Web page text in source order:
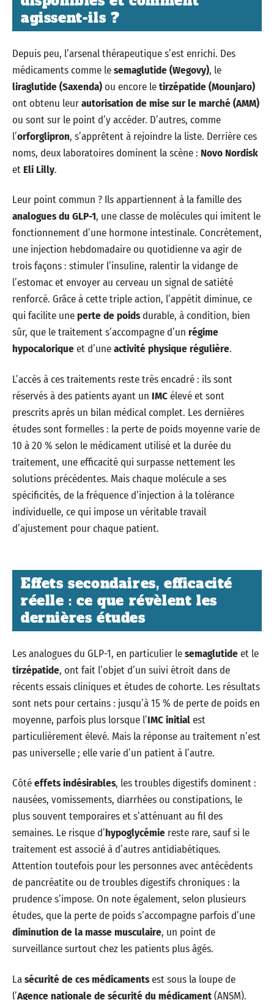
agissent-ils ?
Depuis peu, l’arsenal thérapeutique s’est enrichi. Des
médicaments comme lesemaglutide (Wegovy), le
liraglutide (Saxenda)ou encore letirzépatide (Mounjaro)
ont obtenu leurautorisation de mise sur le marché (AMM)
ou sont sur le point d’y accéder. D’autres, comme
l’orforglipron, s’apprêtent à rejoindre la liste. Derrière ces
noms, deux laboratoires dominent la scène : Novo Nordisk
et Eli Lilly.
Leur point commun ? Ils appartiennent à la famille des
analogues du GLP-1, une classe de molécules qui imitent le
fonctionnement d’une hormone intestinale. Concrètement,
une injection hebdomadaire ou quotidienne va agir de
trois façons : stimuler l’insuline, ralentir la vidange de
l’estomac et envoyer au cerveau un signal de satiété
renforcé. Grâce à cette triple action, l’appétit diminue, ce
qui facilite uneperte de poidsdurable, à condition, bien
sûr, que le traitement s’accompagne d’un régime
hypocaloriqueet d’uneactivité physique régulière.
L’accès à ces traitements reste très encadré : ils sont
réservés à des patients ayant un IMCélevé et sont
prescrits après un bilan médical complet. Les dernières
études sont formelles : la perte de poids moyenne varie de
10 à 20 % selon le médicament utilisé et la durée du
traitement, une efficacité qui surpasse nettement les
solutions précédentes. Mais chaque molécule a ses
spécificités, de la fréquence d’injection à la tolérance
individuelle, ce qui impose un véritable travail
d’ajustement pour chaque patient.
Effets secondaires, efficacité
réelle : ce que révèlent les
dernières études
Les analogues du GLP-1, en particulier lesemaglutideet le
tirzépatide, ont fait l’objet d’un suivi étroit dans de
récents essais cliniques et études de cohorte. Les résultats
sont nets pour certains : jusqu’à 15 % de perte de poids en
moyenne, parfois plus lorsque l’IMC initialest
particulièrement élevé. Mais la réponse au traitement n’est
pas universelle ; elle varie d’un patient à l’autre.
Côtéeffets indésirables, les troubles digestifs dominent :
nausées, vomissements, diarrhées ou constipations, le
plus souvent temporaires et s’atténuant au fil des
semaines. Le risque d’hypoglycémie reste rare, sauf si le
traitement est associé à d’autres antidiabétiques.
Attention toutefois pour les personnes avec antécédents
de pancréatite ou de troubles digestifs chroniques : la
prudence s’impose. On note également, selon plusieurs
études, que la perte de poids s’accompagne parfois d’une
diminution de la masse musculaire, un point de
surveillance surtout chez les patients plus âgés.
Lasécurité de ces médicamentsest sous la loupe de
l’Agence nationale de sécurité du médicament(ANSM).